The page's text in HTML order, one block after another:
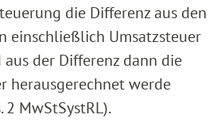
die Differenz aus den
einschließlich Umsatzsteuer
der Differenz dann die
herausgerechnet werde
2 MwStSystRL).